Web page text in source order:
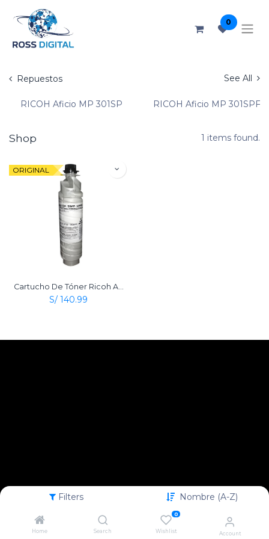
Filters Nombre (A-Z)
Home Search
0
Wishlist Account
0
Repuestos See All
RICOH Aficio MP 301SP RICOH Aficio MP 301SPF
Shop 1 items found.
ORIGINAL
S/ 140.99